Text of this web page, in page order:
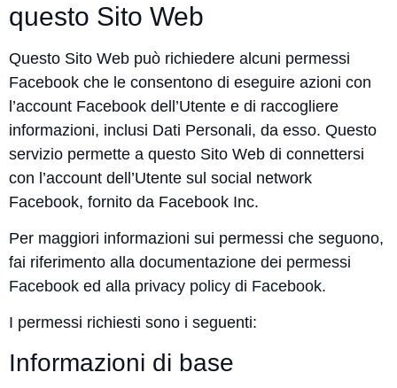
questo Sito Web
Questo Sito Web può richiedere alcuni permessi
Facebook che le consentono di eseguire azioni con
l’account Facebook dell’Utente e di raccogliere
informazioni, inclusi Dati Personali, da esso. Questo
servizio permette a questo Sito Web di connettersi
con l’account dell’Utente sul social network
Facebook, fornito da Facebook Inc.
Per maggiori informazioni sui permessi che seguono,
fai riferimento alla documentazione dei permessi
Facebook ed alla privacy policy di Facebook.
I permessi richiesti sono i seguenti:
Informazioni di base